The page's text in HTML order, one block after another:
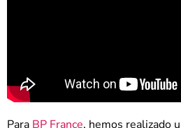
Para BP France, hemos realizado